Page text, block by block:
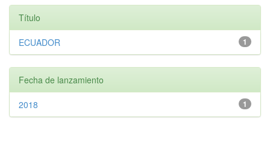
Título
1
ECUADOR
Fecha de lanzamiento
1
2018